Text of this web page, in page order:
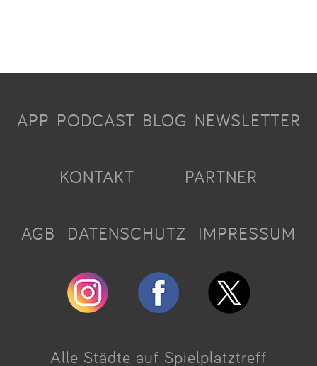
APP PODCAST BLOG NEWSLETTER
KONTAKT PARTNER
AGB DATENSCHUTZ IMPRESSUM
Alle Städte auf Spielplatztreff